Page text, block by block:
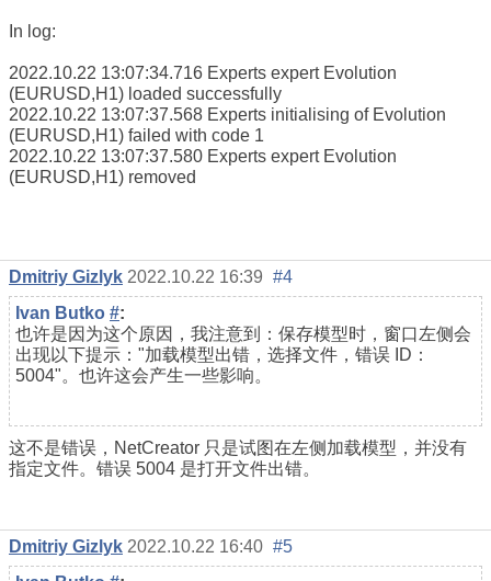
In log:
2022.10.22 13:07:34.716 Experts expert Evolution
(EURUSD,H1) loaded successfully
2022.10.22 13:07:37.568 Experts initialising of Evolution
(EURUSD,H1) failed with code 1
2022.10.22 13:07:37.580 Experts expert Evolution
(EURUSD,H1) removed
Dmitriy Gizlyk 2022.10.22 16:39 #4
Ivan Butko #:
也许是因为这个原因，我注意到：保存模型时，窗口左侧会
出现以下提示："加载模型出错，选择文件，错误 ID：
5004"。也许这会产生一些影响。
这不是错误，NetCreator 只是试图在左侧加载模型，并没有
指定文件。错误 5004 是打开文件出错。
Dmitriy Gizlyk 2022.10.22 16:40 #5